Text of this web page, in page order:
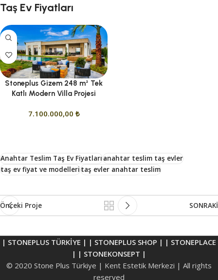
Taş Ev Fiyatları
Stoneplus Gizem 248 m² Tek
Katlı Modern Villa Projesi
7.100.000,00 ₺
Anahtar Teslim Taş Ev Fiyatlarıanahtar teslim taş evler
taş ev fiyat ve modelleritaş evler anahtar teslim
Önceki Proje SONRAKİ
| STONEPLUS TÜRKİYE | | STONEPLUS SHOP | | STONEPLACE
| | STONEKONSEPT |
© 2020 Stone Plus Türkiye | Kent Estetik Merkezi | All rights
reserved